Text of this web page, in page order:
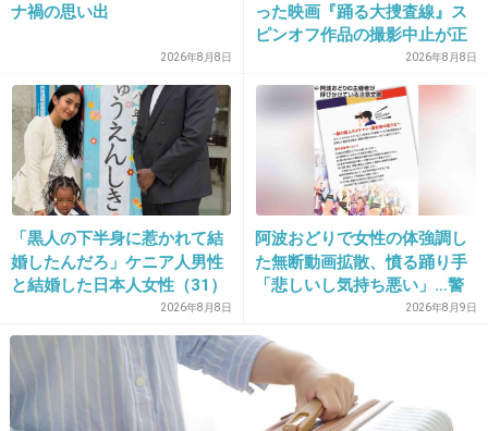
HKTへの異動とは何だったのか
+44
12. 匿名2013/04/28(日) 21:41:08
スキャンダルが結局
プラスになってムカつく！
真面目にやってる人は
報われないとか…
総監督～
助けてあげて～
ナ禍の思い出
2026年8月8日
った映画『踊る大捜査線』ス
ピンオフ作品の撮影中止が正
2026年8月8日
「黒人の下半身に惹かれて結
婚したんだろ」ケニア人男性
と結婚した日本人女性（31）
に“誹謗中傷”殺到…本人が語
る、日本で感じる“外国人差
別”のリアル
2026年8月8日
阿波おどりで女性の体強調し
た無断動画拡散、憤る踊り手
「悲しいし気持ち悪い」…警
2026年8月9日